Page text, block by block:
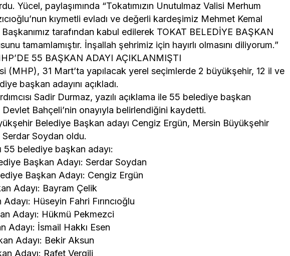
Yücel, paylaşımında “Tokatımızın Unutulmaz Valisi Merhum
kıymetli evladı ve değerli kardeşimiz Mehmet Kemal
Başkanımız tarafından kabul edilerek TOKAT BELEDİYE BAŞKAN
tamamlamıştır. İnşallah şehrimiz için hayırlı olmasını diliyorum.”
55 BAŞKAN ADAYI AÇIKLANMIŞTI
(MHP), 31 Mart’ta yapılacak yerel seçimlerde 2 büyükşehir, 12 il ve
başkan adayını açıkladı.
Sadir Durmaz, yazılı açıklama ile 55 belediye başkan
Devlet Bahçeli’nin onayıyla belirlendiğini kaydetti.
Belediye Başkan adayı Cengiz Ergün, Mersin Büyükşehir
Soydan oldu.
55 belediye başkan adayı:
Başkan Adayı: Serdar Soydan
Başkan Adayı: Cengiz Ergün
Adayı: Bayram Çelik
Hüseyin Fahri Fırıncıoğlu
Adayı: Hükmü Pekmezci
Adayı: İsmail Hakkı Esen
Adayı: Bekir Aksun
Adayı: Rafet Vergili
Kültür Sanat
Türk Müziğinin
Unutulmaz İsmi Tanju
Okan Vefat Yıl
Dönümünde Anılıyor
Ekonomi
Mersin’de Ekonomi ve
Siyaset Gündemi:
Önemli İsimler Bir Araya
Geldi